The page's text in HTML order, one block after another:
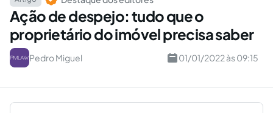
Ação de despejo: tudo que o
proprietário do imóvel precisa saber
Pedro Miguel 01/01/2022 às 09:15